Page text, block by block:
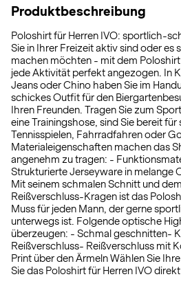
Produktbeschreibung
Poloshirt für Herren IVO: sportlich-
Sie in Ihrer Freizeit aktiv sind oder es
machen möchten - mit dem Poloshirt
jede Aktivität perfekt angezogen. In
Jeans oder Chino haben Sie im
schickes Outfit für den
Ihren Freunden. Tragen Sie zum
eine Trainingshose, sind Sie bereit
Tennisspielen, Fahrradfahren oder
Materialeigenschaften machen das
angenehm zu tragen: -
Strukturierte Jerseyware in melange
Mit seinem schmalen Schnitt und
Reißverschluss-Kragen ist das
Muss für jeden Mann, der gerne
unterwegs ist. Folgende optische
überzeugen: - Schmal geschnitten-
Reißverschluss- Reißverschluss mit
Print über den Ärmeln Wählen Sie
Sie das Poloshirt für Herren IVO